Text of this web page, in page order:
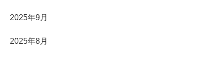
2025年9月
2025年8月